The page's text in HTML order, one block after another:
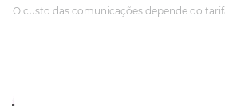
O custo das comunicações depende do